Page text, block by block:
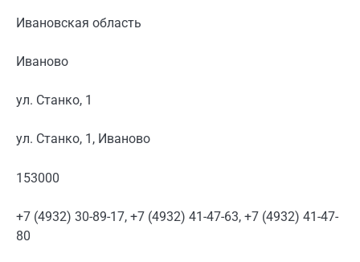
Ивановская область
Иваново
ул. Станко, 1
ул. Станко, 1, Иваново
153000
+7 (4932) 30-89-17, +7 (4932) 41-47-63, +7 (4932) 41-47-
80